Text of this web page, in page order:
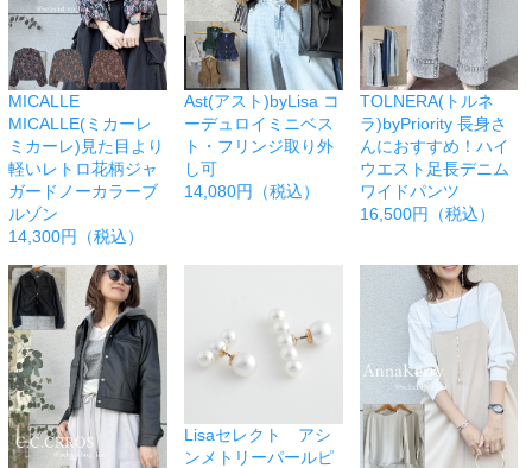
MICALLE
MICALLE(ミカーレ
ミカーレ)見た目より
軽いレトロ花柄ジャ
ガードノーカラーブ
ルゾン
14,300円（税込）
Ast(アスト)byLisa コ
ーデュロイミニベス
ト・フリンジ取り外
し可
14,080円（税込）
TOLNERA(トルネ
ラ)byPriority 長身さ
んにおすすめ！ハイ
ウエスト足長デニム
ワイドパンツ
16,500円（税込）
Lisaセレクト アシ
ンメトリーパールピ